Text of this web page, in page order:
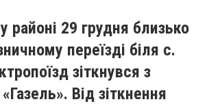
районі 29 грудня близько
переїзді біля с.
зіткнувся з
Від зіткнення